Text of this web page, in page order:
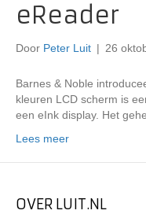
eReader
Door Peter Luit | 26
Barnes & Noble
kleuren LCD scherm is
een eInk display. Het
Lees meer
OVER LUIT.NL